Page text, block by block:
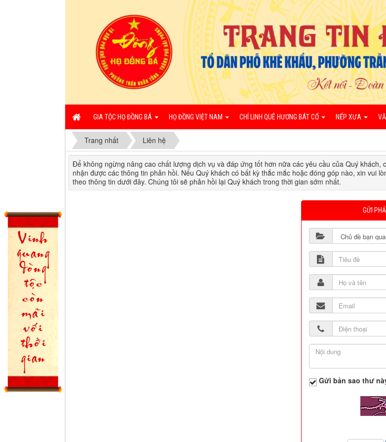
GIA TỘC HỌ ĐỒNG BÁ HỌ ĐỒNG VIỆT NAM CHÍ LINH QUÊ HƯƠNG BÁT CỔ NẾP XƯA
Trang nhất Liên hệ
Để không ngừng nâng cao chất lượng dịch vụ và đáp ứng tốt hơn nữa các yêu cầu của Quý khách,
nhận được các thông tin phản hồi. Nếu Quý khách có bất kỳ thắc mắc hoặc đóng góp nào, xin vui
theo thông tin dưới đây. Chúng tôi sẽ phản hồi lại Quý khách trong thời gian sớm nhất.
GỬI
Gửi bản sao thư